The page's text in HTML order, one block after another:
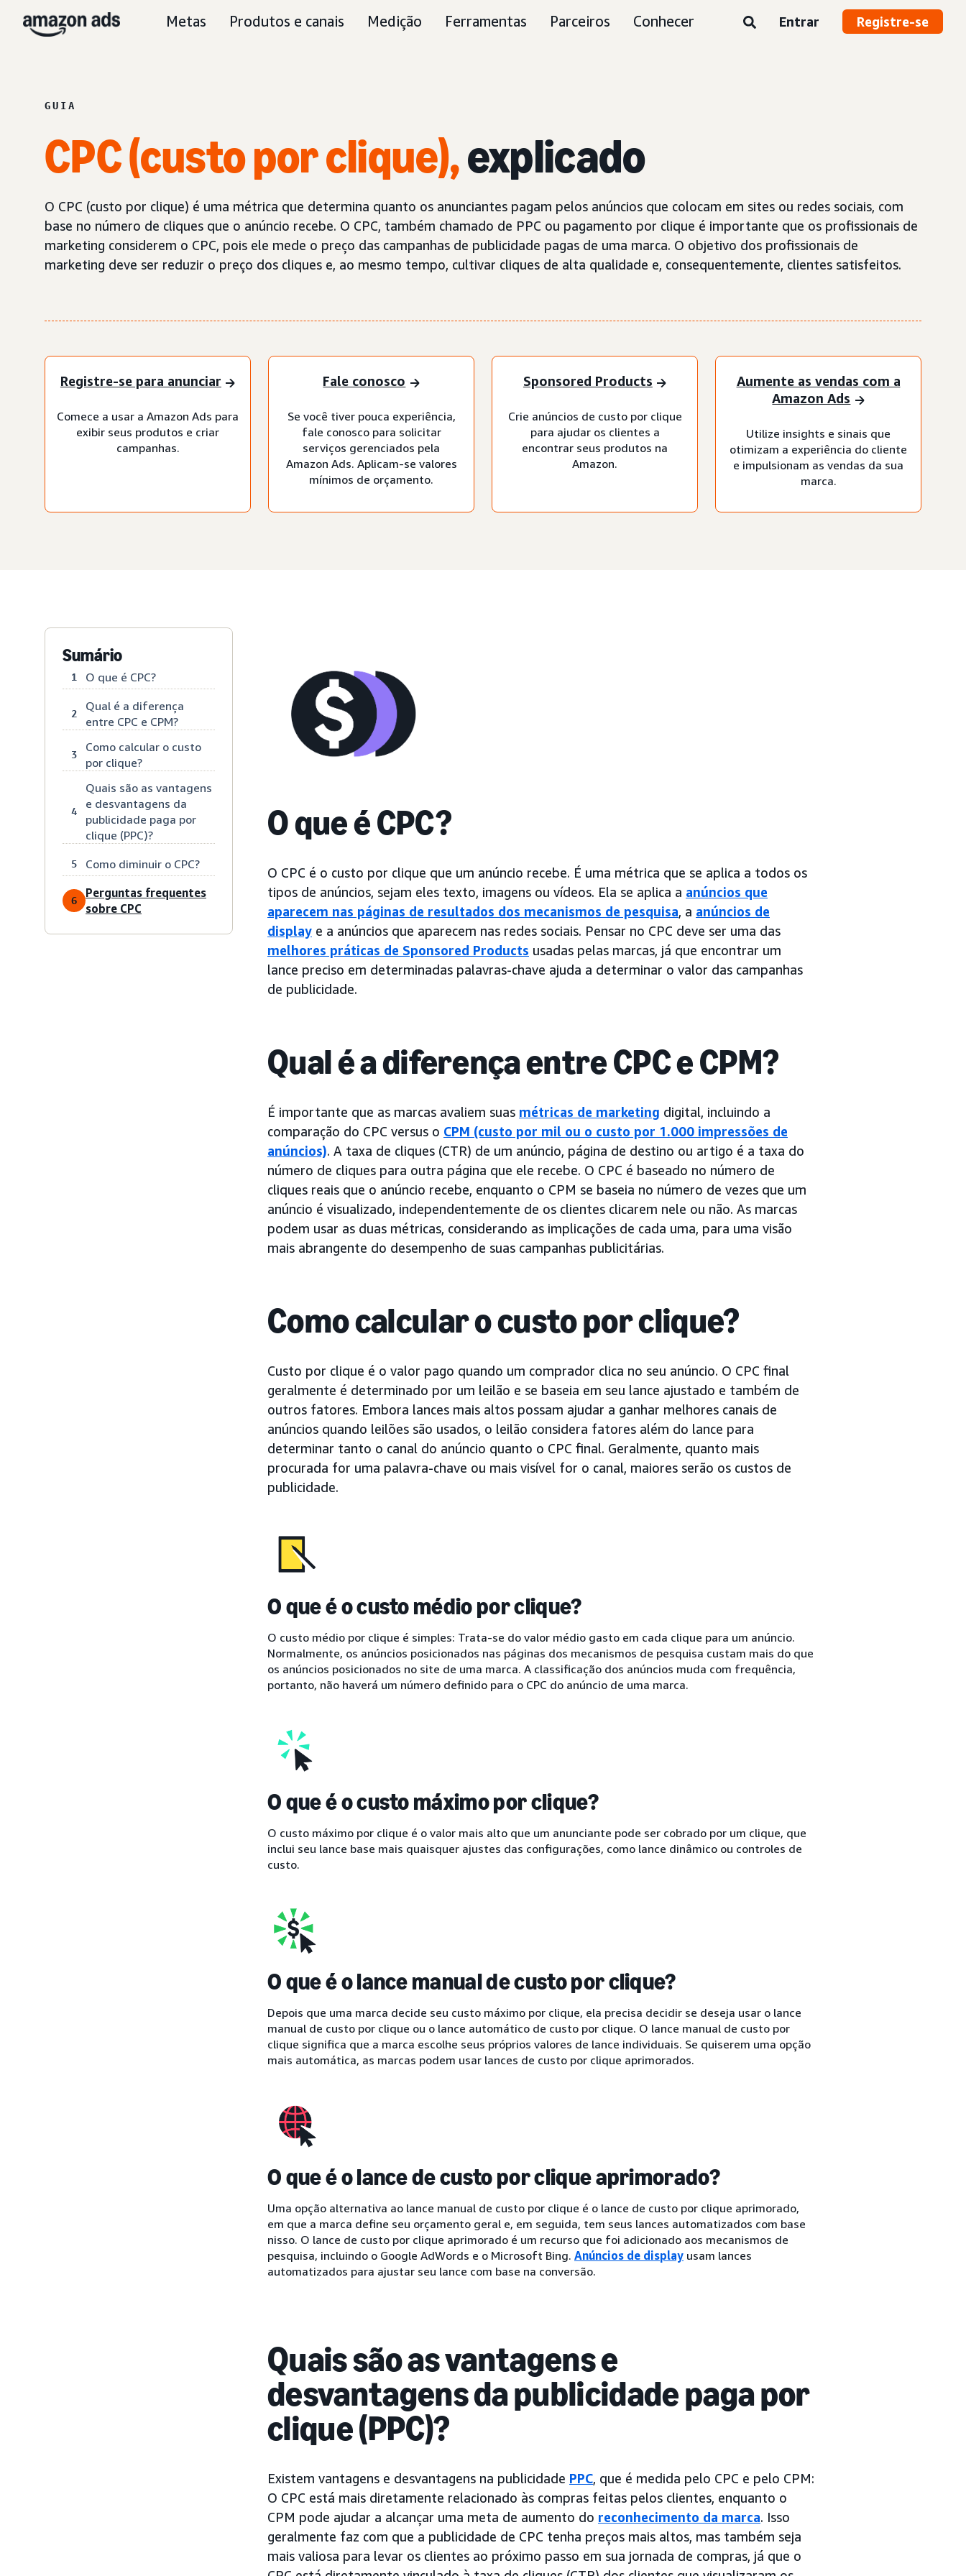
Metas Produtos e canais Medição Ferramentas Parceiros Conhecer Entrar Registre-se
GUIA
CPC (custo por clique),explicado
O CPC (custo por clique) é uma métrica que determina quanto os anunciantes pagam pelos anúncios que colocam em sites ou redes sociais, com
base no número de cliques que o anúncio recebe. O CPC, também chamado de PPC ou pagamento por clique é importante que os profissionais de
marketing considerem o CPC, pois ele mede o preço das campanhas de publicidade pagas de uma marca. O objetivo dos profissionais de
marketing deve ser reduzir o preço dos cliques e, ao mesmo tempo, cultivar cliques de alta qualidade e, consequentemente, clientes satisfeitos.
Registre-se para anunciar
Comece a usar a Amazon Ads para
exibir seus produtos e criar
campanhas.
Fale conosco
Se você tiver pouca experiência,
fale conosco para solicitar
serviços gerenciados pela
Amazon Ads. Aplicam-se valores
mínimos de orçamento.
Sponsored Products
Crie anúncios de custo por clique
para ajudar os clientes a
encontrar seus produtos na
Amazon.
Aumente as vendas com a
Amazon Ads
Utilize insights e sinais que
otimizam a experiência do cliente
e impulsionam as vendas da sua
marca.
Sumário
1 O que é CPC?
2
Qual é a diferença
entre CPC e CPM?
3
Como calcular o custo
por clique?
4
Quais são as vantagens
e desvantagens da
publicidade paga por
clique (PPC)?
5 Como diminuir o CPC?
6
Perguntas frequentes
sobre CPC
O que é CPC?
O CPC é o custo por clique que um anúncio recebe. É uma métrica que se aplica a todos os
tipos de anúncios, sejam eles texto, imagens ou vídeos. Ela se aplica a anúncios que
aparecem nas páginas de resultados dos mecanismos de pesquisa, a anúncios de
display e a anúncios que aparecem nas redes sociais. Pensar no CPC deve ser uma das
melhores práticas de Sponsored Products usadas pelas marcas, já que encontrar um
lance preciso em determinadas palavras-chave ajuda a determinar o valor das campanhas
de publicidade.
Qual é a diferença entre CPC e CPM?
É importante que as marcas avaliem suas métricas de marketing digital, incluindo a
comparação do CPC versus o CPM (custo por mil ou o custo por 1.000 impressões de
anúncios). A taxa de cliques (CTR) de um anúncio, página de destino ou artigo é a taxa do
número de cliques para outra página que ele recebe. O CPC é baseado no número de
cliques reais que o anúncio recebe, enquanto o CPM se baseia no número de vezes que um
anúncio é visualizado, independentemente de os clientes clicarem nele ou não. As marcas
podem usar as duas métricas, considerando as implicações de cada uma, para uma visão
mais abrangente do desempenho de suas campanhas publicitárias.
Como calcular o custo por clique?
Custo por clique é o valor pago quando um comprador clica no seu anúncio. O CPC final
geralmente é determinado por um leilão e se baseia em seu lance ajustado e também de
outros fatores. Embora lances mais altos possam ajudar a ganhar melhores canais de
anúncios quando leilões são usados, o leilão considera fatores além do lance para
determinar tanto o canal do anúncio quanto o CPC final. Geralmente, quanto mais
procurada for uma palavra-chave ou mais visível for o canal, maiores serão os custos de
publicidade.
O que é o custo médio por clique?
O custo médio por clique é simples: Trata-se do valor médio gasto em cada clique para um anúncio.
Normalmente, os anúncios posicionados nas páginas dos mecanismos de pesquisa custam mais do que
os anúncios posicionados no site de uma marca. A classificação dos anúncios muda com frequência,
portanto, não haverá um número definido para o CPC do anúncio de uma marca.
O que é o custo máximo por clique?
O custo máximo por clique é o valor mais alto que um anunciante pode ser cobrado por um clique, que
inclui seu lance base mais quaisquer ajustes das configurações, como lance dinâmico ou controles de
custo.
O que é o lance manual de custo por clique?
Depois que uma marca decide seu custo máximo por clique, ela precisa decidir se deseja usar o lance
manual de custo por clique ou o lance automático de custo por clique. O lance manual de custo por
clique significa que a marca escolhe seus próprios valores de lance individuais. Se quiserem uma opção
mais automática, as marcas podem usar lances de custo por clique aprimorados.
O que é o lance de custo por clique aprimorado?
Uma opção alternativa ao lance manual de custo por clique é o lance de custo por clique aprimorado,
em que a marca define seu orçamento geral e, em seguida, tem seus lances automatizados com base
nisso. O lance de custo por clique aprimorado é um recurso que foi adicionado aos mecanismos de
pesquisa, incluindo o Google AdWords e o Microsoft Bing. Anúncios de display usam lances
automatizados para ajustar seu lance com base na conversão.
Quais são as vantagens e
desvantagens da publicidade paga por
clique (PPC)?
Existem vantagens e desvantagens na publicidade PPC, que é medida pelo CPC e pelo CPM:
O CPC está mais diretamente relacionado às compras feitas pelos clientes, enquanto o
CPM pode ajudar a alcançar uma meta de aumento do reconhecimento da marca. Isso
geralmente faz com que a publicidade de CPC tenha preços mais altos, mas também seja
mais valiosa para levar os clientes ao próximo passo em sua jornada de compras, já que o